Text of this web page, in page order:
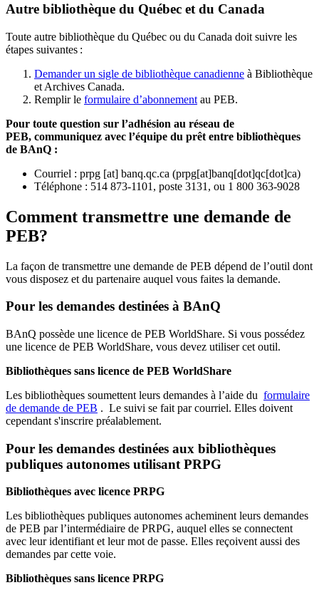
Autre bibliothèque du Québec et du Canada
Toute autre bibliothèque du Québec ou du Canada doit suivre les
étapes suivantes :
Demander un sigle de bibliothèque canadienne à Bibliothèque
et Archives Canada.
Remplir le formulaire d’abonnement au PEB.
Pour toute question sur l’adhésion au réseau de
PEB, communiquez avec l’équipe du prêt entre bibliothèques
de BAnQ :
Courriel : prpg [at] banq.qc.ca (prpg[at]banq[dot]qc[dot]ca)
Téléphone : 514 873-1101, poste 3131, ou 1 800 363-9028
Comment transmettre une demande de
PEB?
La façon de transmettre une demande de PEB dépend de l’outil dont
vous disposez et du partenaire auquel vous faites la demande.
Pour les demandes destinées à BAnQ
BAnQ possède une licence de PEB WorldShare. Si vous possédez
une licence de PEB WorldShare, vous devez utiliser cet outil.
Bibliothèques sans licence de PEB WorldShare
Les bibliothèques soumettent leurs demandes à l’aide du formulaire
de demande de PEB . Le suivi se fait par courriel. Elles doivent
cependant s'inscrire préalablement.
Pour les demandes destinées aux bibliothèques
publiques autonomes utilisant PRPG
Bibliothèques avec licence PRPG
Les bibliothèques publiques autonomes acheminent leurs demandes
de PEB par l’intermédiaire de PRPG, auquel elles se connectent
avec leur identifiant et leur mot de passe. Elles reçoivent aussi des
demandes par cette voie.
Bibliothèques sans licence PRPG